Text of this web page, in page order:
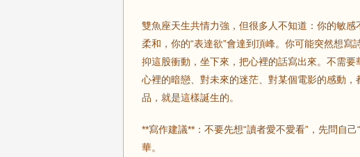
雙魚座天生共情力強，但很多人不知道：你的敏
柔和，你的“表達欲”會達到頂峰。你可能突然想
抑這股衝動，坐下來，把心裡的話寫出來。不需
心裡的暗戀、對未來的迷茫、對某個電影的感動
品，就是這樣誕生的。
**寫作建議**：不要先想“讀者愛不愛看”，先問自
華。